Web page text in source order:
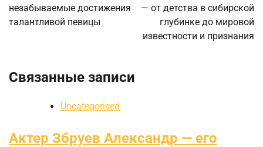
незабываемые достижения
талантливой певицы
— от детства в сибирской
глубинке до мировой
известности и признания
Связанные записи
Uncategorised
Актер Збруев Александр — его